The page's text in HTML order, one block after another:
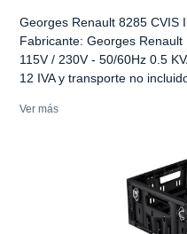
Georges Renault 8285 CVIS
Fabricante: Georges
115V / 230V - 50/60Hz 0.5
12 IVA y transporte no
Ver más